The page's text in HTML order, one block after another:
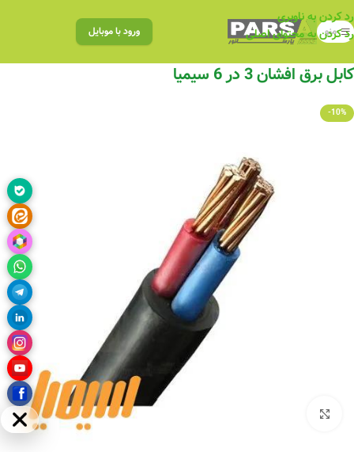
رد کردن به ناوبری
رد کردن به محتوای اصلی
منو ورود با موبایل
کابل برق افشان 3 در 6 سیمیا
-10%